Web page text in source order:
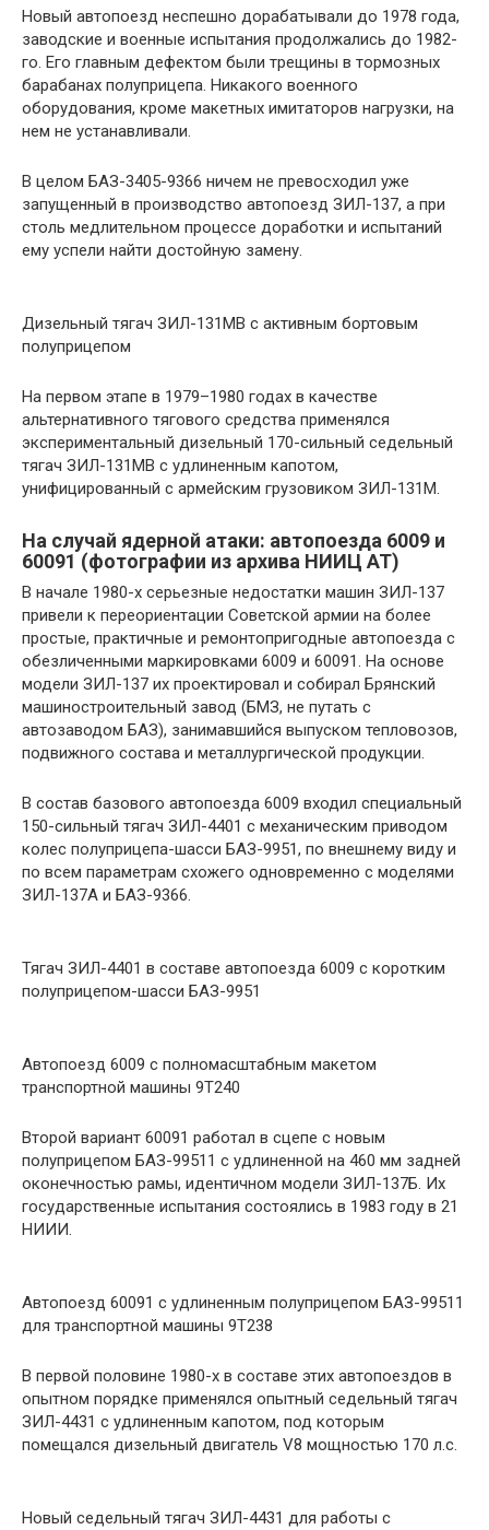
Новый автопоезд неспешно дорабатывали до 1978 года,
заводские и военные испытания продолжались до 1982-
го. Его главным дефектом были трещины в тормозных
барабанах полуприцепа. Никакого военного
оборудования, кроме макетных имитаторов нагрузки, на
нем не устанавливали.
В целом БАЗ-3405-9366 ничем не превосходил уже
запущенный в производство автопоезд ЗИЛ-137, а при
столь медлительном процессе доработки и испытаний
ему успели найти достойную замену.
Дизельный тягач ЗИЛ-131МВ с активным бортовым
полуприцепом
На первом этапе в 1979–1980 годах в качестве
альтернативного тягового средства применялся
экспериментальный дизельный 170-сильный седельный
тягач ЗИЛ-131МВ с удлиненным капотом,
унифицированный с армейским грузовиком ЗИЛ-131М.
На случай ядерной атаки: автопоезда 6009 и
60091 (фотографии из архива НИИЦ АТ)
В начале 1980-х серьезные недостатки машин ЗИЛ-137
привели к переориентации Советской армии на более
простые, практичные и ремонтопригодные автопоезда с
обезличенными маркировками 6009 и 60091. На основе
модели ЗИЛ-137 их проектировал и собирал Брянский
машиностроительный завод (БМЗ, не путать с
автозаводом БАЗ), занимавшийся выпуском тепловозов,
подвижного состава и металлургической продукции.
В состав базового автопоезда 6009 входил специальный
150-сильный тягач ЗИЛ-4401 с механическим приводом
колес полуприцепа-шасси БАЗ-9951, по внешнему виду и
по всем параметрам схожего одновременно с моделями
ЗИЛ-137А и БАЗ-9366.
Тягач ЗИЛ-4401 в составе автопоезда 6009 с коротким
полуприцепом-шасси БАЗ-9951
Автопоезд 6009 с полномасштабным макетом
транспортной машины 9Т240
Второй вариант 60091 работал в сцепе с новым
полуприцепом БАЗ-99511 с удлиненной на 460 мм задней
оконечностью рамы, идентичном модели ЗИЛ-137Б. Их
государственные испытания состоялись в 1983 году в 21
НИИИ.
Автопоезд 60091 с удлиненным полуприцепом БАЗ-99511
для транспортной машины 9Т238
В первой половине 1980-х в составе этих автопоездов в
опытном порядке применялся опытный седельный тягач
ЗИЛ-4431 с удлиненным капотом, под которым
помещался дизельный двигатель V8 мощностью 170 л.с.
Новый седельный тягач ЗИЛ-4431 для работы с